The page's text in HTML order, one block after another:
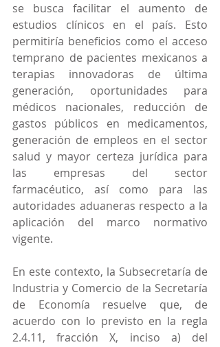
se busca facilitar el aumento de
estudios clínicos en el país. Esto
permitiría beneficios como el acceso
temprano de pacientes mexicanos a
terapias innovadoras de última
generación, oportunidades para
médicos nacionales, reducción de
gastos públicos en medicamentos,
generación de empleos en el sector
salud y mayor certeza jurídica para
las empresas del sector
farmacéutico, así como para las
autoridades aduaneras respecto a la
aplicación del marco normativo
vigente.
En este contexto, la Subsecretaría de
Industria y Comercio de la Secretaría
de Economía resuelve que, de
acuerdo con lo previsto en la regla
2.4.11, fracción X, inciso a) del